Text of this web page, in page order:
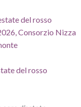
del rosso